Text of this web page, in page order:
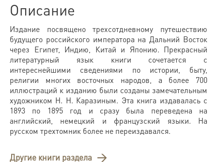
Описание
Издание посвящено трехсотдневному путешествию
будущего российского императора на Дальний Восток
через Египет, Индию, Китай и Японию. Прекрасный
литературный язык книги сочетается с
интереснейшими сведениями по истории, быту,
религии многих восточных народов, а более 700
иллюстраций к изданию были созданы замечательным
художником Н. Н. Каразиным. Эта книга издавалась с
1893 по 1895 год и сразу была переведена на
английский, немецкий и французский языки. На
русском трехтомник более не переиздавался.
Другие книги раздела